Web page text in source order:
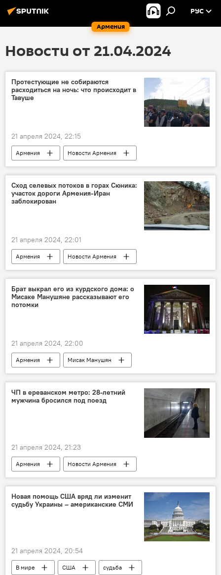
Армения
РУС
Новости от 21.04.2024
Протестующие не собираются
расходиться на ночь: что происходит в
Тавуше
21 апреля 2024, 22:15
Армения
Новости Армения
Тавушская область
акция протеста
Сход селевых потоков в горах Сюника:
участок дороги Армения-Иран
заблокирован
21 апреля 2024, 22:01
Армения
Новости Армения
Политика
гора
Сюник
Иран
Брат выкрал его из курдского дома: о
Мисаке Манушяне рассказывают его
потомки
21 апреля 2024, 22:00
Армения
Мисак Манушян
Общество
ЧП в ереванском метро: 28-летний
мужчина бросился под поезд
21 апреля 2024, 21:23
Армения
Новости Армения
Общество
ЧП
метро
Новая помощь США вряд ли изменит
судьбу Украины – американские СМИ
21 апреля 2024, 20:54
В мире США
судьба